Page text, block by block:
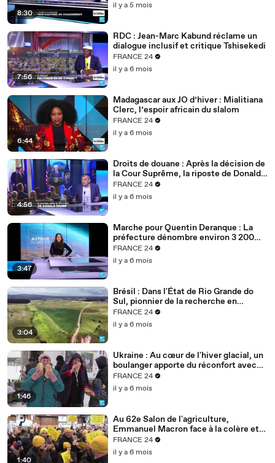
8:30
il y a 5 mois
7:56
RDC : Jean-Marc Kabund réclame un
dialogue inclusif et critique Tshisekedi
FRANCE 24
il y a 6 mois
6:44
Madagascar aux JO d’hiver : Mialitiana
Clerc, l’espoir africain du slalom
FRANCE 24
il y a 6 mois
4:56
Droits de douane : Après la décision de
la Cour Suprême, la riposte de Donald
Trump
FRANCE 24
il y a 6 mois
3:47
Marche pour Quentin Deranque : La
préfecture dénombre environ 3 200
personnes à Lyon
FRANCE 24
il y a 6 mois
3:04
Brésil : Dans l'État de Rio Grande do
Sul, pionnier de la recherche en
agriculture durable
FRANCE 24
il y a 6 mois
1:46
Ukraine : Au cœur de l'hiver glacial, un
boulanger apporte du réconfort avec
son pain
FRANCE 24
il y a 6 mois
1:40
Au 62e Salon de l'agriculture,
Emmanuel Macron face à la colère et
aux inquiétudes des agriculteurs
FRANCE 24
il y a 6 mois